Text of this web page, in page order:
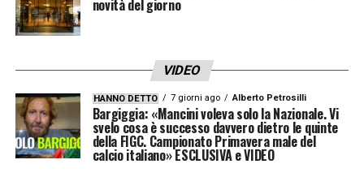
Bayer Leverkusen e Aston Villa. Proprio per
la suaesperienza internazionale
qualità tecniche, l’Inter lo aveva inserito
tra gli obiettivi principali di mercato.
Tuttavia, nelle ultime ore latrattativa è
definitivamentesfumataa causa della
novità del giorno
VIDEO
HANNO DETTO 7 giorni ago Alberto Petrosilli
Bargiggia: «Mancini voleva solo la Nazionale. Vi
svelo cosa è successo davvero dietro le quinte
della FIGC. Campionato Primavera male del
calcio italiano» ESCLUSIVA e VIDEO